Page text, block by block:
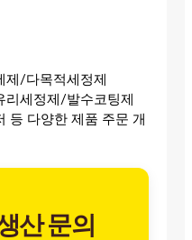
/다목적세정제
세정제/발수코팅제
등 다양한 제품 주문 개
산 문의